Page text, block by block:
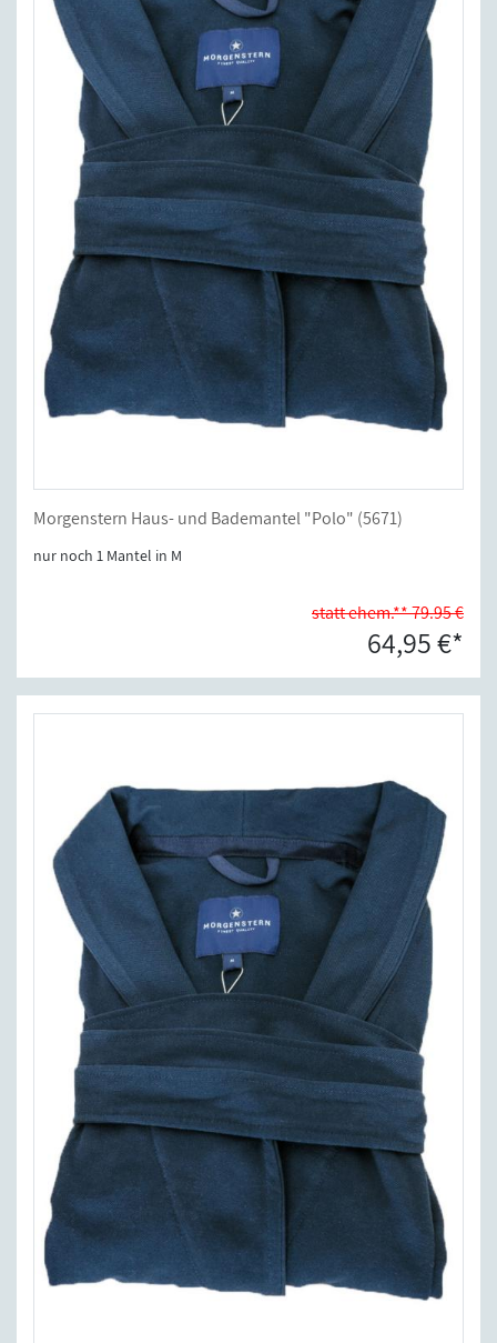
Morgenstern Haus- und Bademantel "Polo" (5671)
nur noch 1 Mantel in M
statt ehem.** 79.95 €
64,95 €*